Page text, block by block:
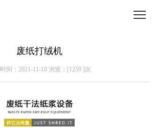
废纸打绒机
间：2021-11-10 浏览：[1259 ]次